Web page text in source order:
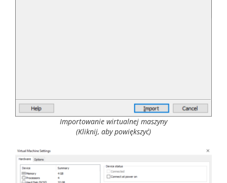
Importowanie wirtualnej maszyny
(Kliknij, aby powiększyć)